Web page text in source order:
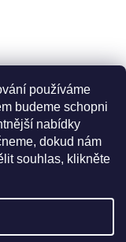
používáme
budeme schopni
nabídky
dokud nám
souhlas, klikněte